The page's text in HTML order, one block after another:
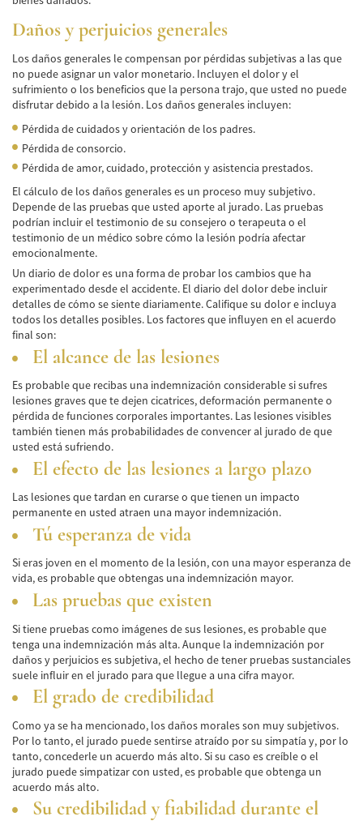
Distracted Driver
Drunk Driver
Hit and Run Accident
Intersection Accident
Rear-End Collisions
Roof Crush
Seat Belt Failure
Side Impact Collisions
T-Bone Accident
What to Do After an Accident
Catastrophic Injury
Auto Accidents
Airplane Accident Attorney
Bicycle Accidents
Limousine Accidents
Pedestrian Accidents
Motorcycle Accidents
Train and Subway Accidents
Truck Accidents
Tour Buses
Types of Catastrophic Injuries
Medical Malpractice
Daños y perjuicios generales
Los daños generales le compensan por pérdidas subjetivas a las que
no puede asignar un valor monetario. Incluyen el dolor y el
sufrimiento o los beneficios que la persona trajo, que usted no puede
disfrutar debido a la lesión. Los daños generales incluyen:
Pérdida de cuidados y orientación de los padres.
Pérdida de consorcio.
Pérdida de amor, cuidado, protección y asistencia prestados.
El cálculo de los daños generales es un proceso muy subjetivo.
Depende de las pruebas que usted aporte al jurado. Las pruebas
podrían incluir el testimonio de su consejero o terapeuta o el
testimonio de un médico sobre cómo la lesión podría afectar
emocionalmente.
Un diario de dolor es una forma de probar los cambios que ha
experimentado desde el accidente. El diario del dolor debe incluir
detalles de cómo se siente diariamente. Califique su dolor e incluya
todos los detalles posibles. Los factores que influyen en el acuerdo
final son:
El alcance de las lesiones
Es probable que recibas una indemnización considerable si sufres
lesiones graves que te dejen cicatrices, deformación permanente o
pérdida de funciones corporales importantes. Las lesiones visibles
también tienen más probabilidades de convencer al jurado de que
usted está sufriendo.
El efecto de las lesiones a largo plazo
Las lesiones que tardan en curarse o que tienen un impacto
permanente en usted atraen una mayor indemnización.
Tú esperanza de vida
Si eras joven en el momento de la lesión, con una mayor esperanza de
vida, es probable que obtengas una indemnización mayor.
Las pruebas que existen
Si tiene pruebas como imágenes de sus lesiones, es probable que
tenga una indemnización más alta. Aunque la indemnización por
daños y perjuicios es subjetiva, el hecho de tener pruebas sustanciales
suele influir en el jurado para que llegue a una cifra mayor.
El grado de credibilidad
Como ya se ha mencionado, los daños morales son muy subjetivos.
Por lo tanto, el jurado puede sentirse atraído por su simpatía y, por lo
tanto, concederle un acuerdo más alto. Si su caso es creíble o el
jurado puede simpatizar con usted, es probable que obtenga un
acuerdo más alto.
Su credibilidad y fiabilidad durante el